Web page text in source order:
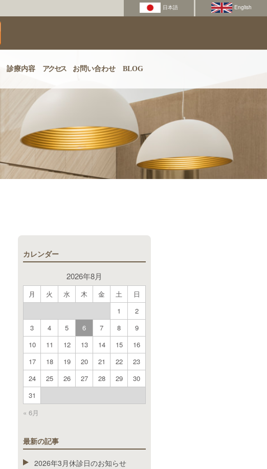
診療内容 アクセス お問い合わせ BLOG
カレンダー
2026年8月
月 火 水 木 金 土 日
« 6月
1
2
3
4 5 6 7 8
9
10
11 12 13 14 15
16
17
18 19 20 21 22
23
24
25 26 27 28 29
30
31
最新の記事
2026年3月休診日のお知らせ